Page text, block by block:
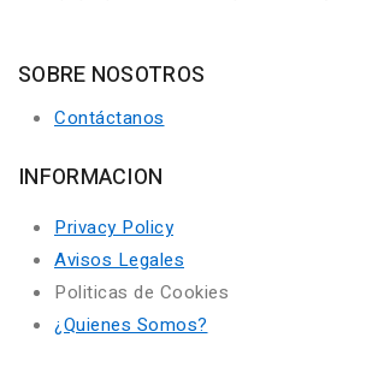
SOBRE NOSOTROS
Contáctanos
INFORMACION
Privacy Policy
Avisos Legales
Politicas de Cookies
¿Quienes Somos?